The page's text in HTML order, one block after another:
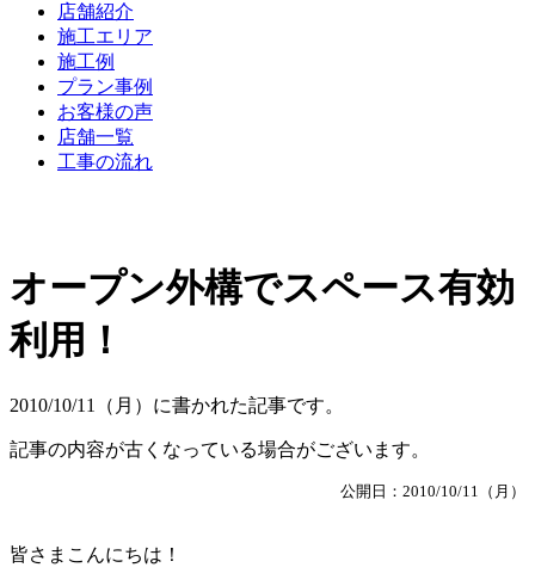
店舗紹介
施工エリア
施工例
プラン事例
お客様の声
店舗一覧
工事の流れ
オープン外構でスペース有効
利用！
2010/10/11（月）に書かれた記事です。
記事の内容が古くなっている場合がございます。
公開日：2010/10/11（月）
皆さまこんにちは！